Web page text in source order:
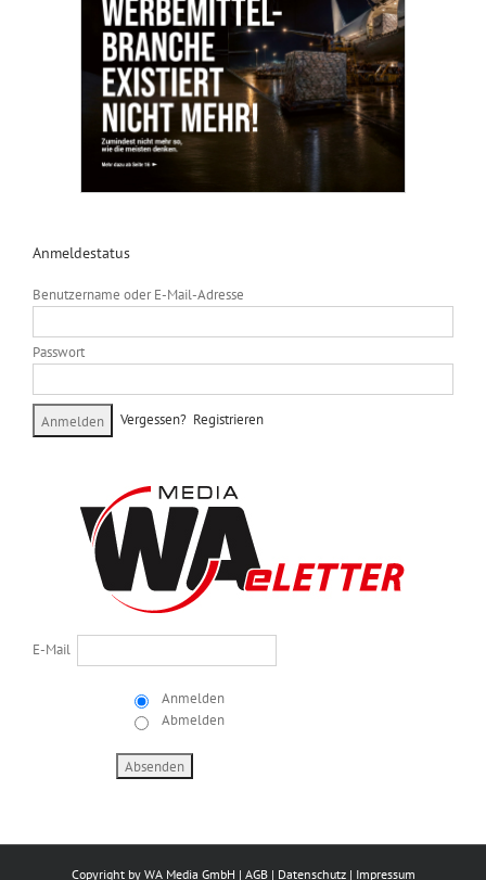
Anmeldestatus
Benutzername oder E-Mail-Adresse
Passwort
Vergessen? Registrieren
E-Mail
Anmelden
Abmelden
Copyright by WA Media GmbH | AGB| Datenschutz| Impressum